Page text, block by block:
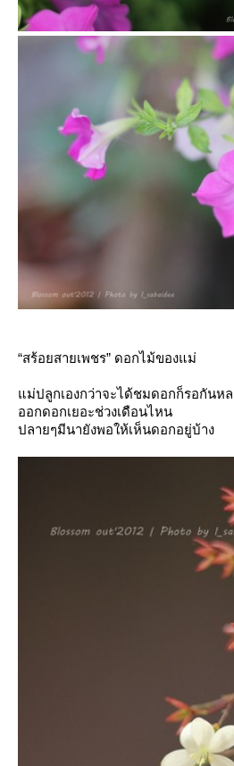
“สร้อยสายเพชร” ดอกไม้ของแม่
ม่ปลูกเองกว่าจะได้ชมดอกก็รอกันห
ออกดอกเยอะช่วงเดือนไหน
ปลายๆมีนายังพอให้เห็นดอกอยู่บ้าง